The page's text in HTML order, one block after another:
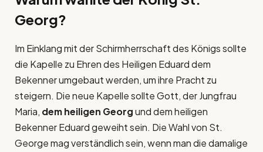
Georg?
Im Einklang mit der Schirmherrschaft des Königs sollte
die Kapelle zu Ehren des Heiligen Eduard dem
Bekenner umgebaut werden, um ihre Pracht zu
steigern. Die neue Kapelle sollte Gott, der Jungfrau
Maria, dem heiligen Georgund dem heiligen
Bekenner Eduard geweiht sein. Die Wahl von St.
George mag verständlich sein, wenn man die damalige